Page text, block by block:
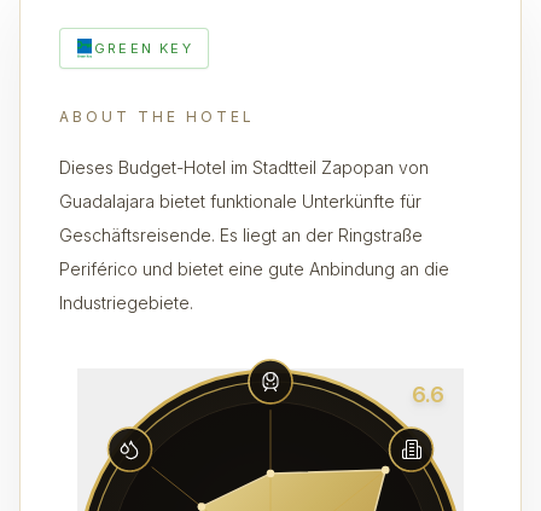
GREEN KEY
ABOUT THE HOTEL
Dieses Budget-Hotel im Stadtteil Zapopan von
Guadalajara bietet funktionale Unterkünfte für
Geschäftsreisende. Es liegt an der Ringstraße
Periférico und bietet eine gute Anbindung an die
Industriegebiete.
6.6